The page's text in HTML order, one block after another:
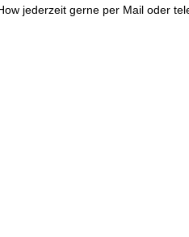
jederzeit gerne per Mail oder